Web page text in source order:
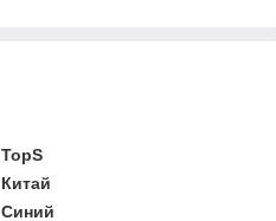
TopS
Китай
Синий